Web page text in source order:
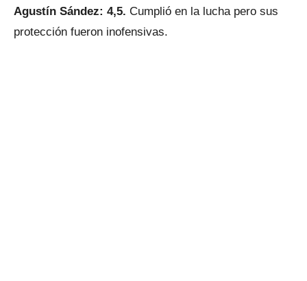
Agustín Sández: 4,5. Cumplió en la lucha pero sus
protección fueron inofensivas.